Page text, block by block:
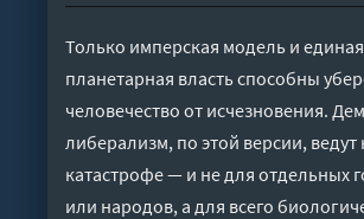
Только имперская модель и единая
планетарная власть способны
человечество от исчезновения.
либерализм, по этой версии, ведут
катастрофе — и не для отдельных
или народов, а для всего